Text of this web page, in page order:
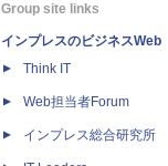
Group site links
インプレスのビジネスWeb
Think IT
Web担当者Forum
インプレス総合研究所